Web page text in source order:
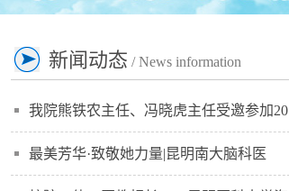
新闻动态 / News information
我院熊铁农主任、冯晓虎主任受邀参加20
最美芳华·致敬她力量|昆明南大脑科医